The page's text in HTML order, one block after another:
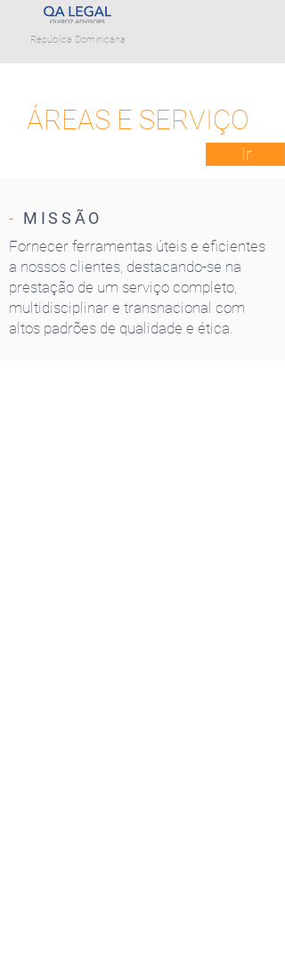
República Dominicana
- MISSÃO
Fornecer ferramentas úteis e eficientes
a nossos clientes, destacando-se na
prestação de um serviço completo,
multidisciplinar e transnacional com
altos padrões de qualidade e ética.
ÁREAS E SERVIÇO
Ir